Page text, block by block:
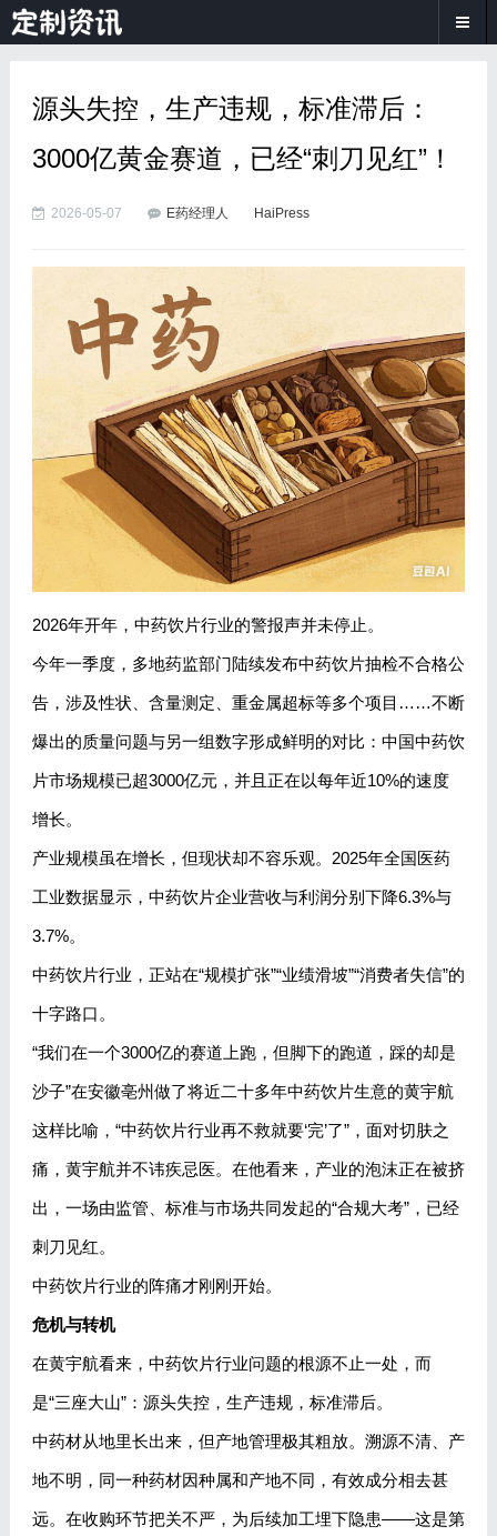
源头失控，生产违规，标准滞后：
3000亿黄金赛道，已经“刺刀见红”！
2026-05-07 E药经理人 HaiPress
2026年开年，中药饮片行业的警报声并未停止。
今年一季度，多地药监部门陆续发布中药饮片抽检不合格公
告，涉及性状、含量测定、重金属超标等多个项目……不断
爆出的质量问题与另一组数字形成鲜明的对比：中国中药饮
片市场规模已超3000亿元，并且正在以每年近10%的速度
增长。
产业规模虽在增长，但现状却不容乐观。2025年全国医药
工业数据显示，中药饮片企业营收与利润分别下降6.3%与
3.7%。
中药饮片行业，正站在“规模扩张”“业绩滑坡”“消费者失信”的
十字路口。
“我们在一个3000亿的赛道上跑，但脚下的跑道，踩的却是
沙子”在安徽亳州做了将近二十多年中药饮片生意的黄宇航
这样比喻，“中药饮片行业再不救就要‘完’了”，面对切肤之
痛，黄宇航并不讳疾忌医。在他看来，产业的泡沫正在被挤
出，一场由监管、标准与市场共同发起的“合规大考”，已经
刺刀见红。
中药饮片行业的阵痛才刚刚开始。
危机与转机
在黄宇航看来，中药饮片行业问题的根源不止一处，而
是“三座大山”：源头失控，生产违规，标准滞后。
中药材从地里长出来，但产地管理极其粗放。溯源不清、产
地不明，同一种药材因种属和产地不同，有效成分相去甚
远。在收购环节把关不严，为后续加工埋下隐患——这是第